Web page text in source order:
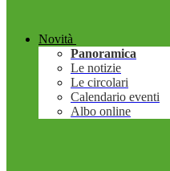
Novità
Panoramica
Le notizie
Le circolari
Calendario eventi
Albo online